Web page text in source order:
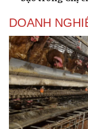
DOANH